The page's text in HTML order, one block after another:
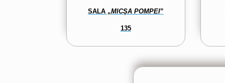
SALA „MICŞA POMPEI”
135